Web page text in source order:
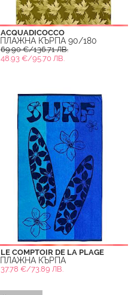
ACQUADICOCCO
ПЛАЖНА КЪРПА 90/180
69.90 €/136.71 ЛВ.
48.93 €/95.70 ЛВ.
LE COMPTOIR DE LA PLAGE
ПЛАЖНА КЪРПА
37.78 €/73.89 ЛВ.